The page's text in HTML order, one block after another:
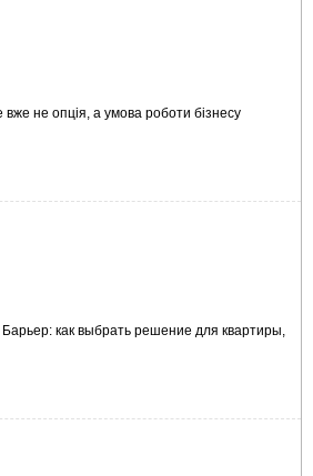
вже не опція, а умова роботи бізнесу
как выбрать решение для квартиры,